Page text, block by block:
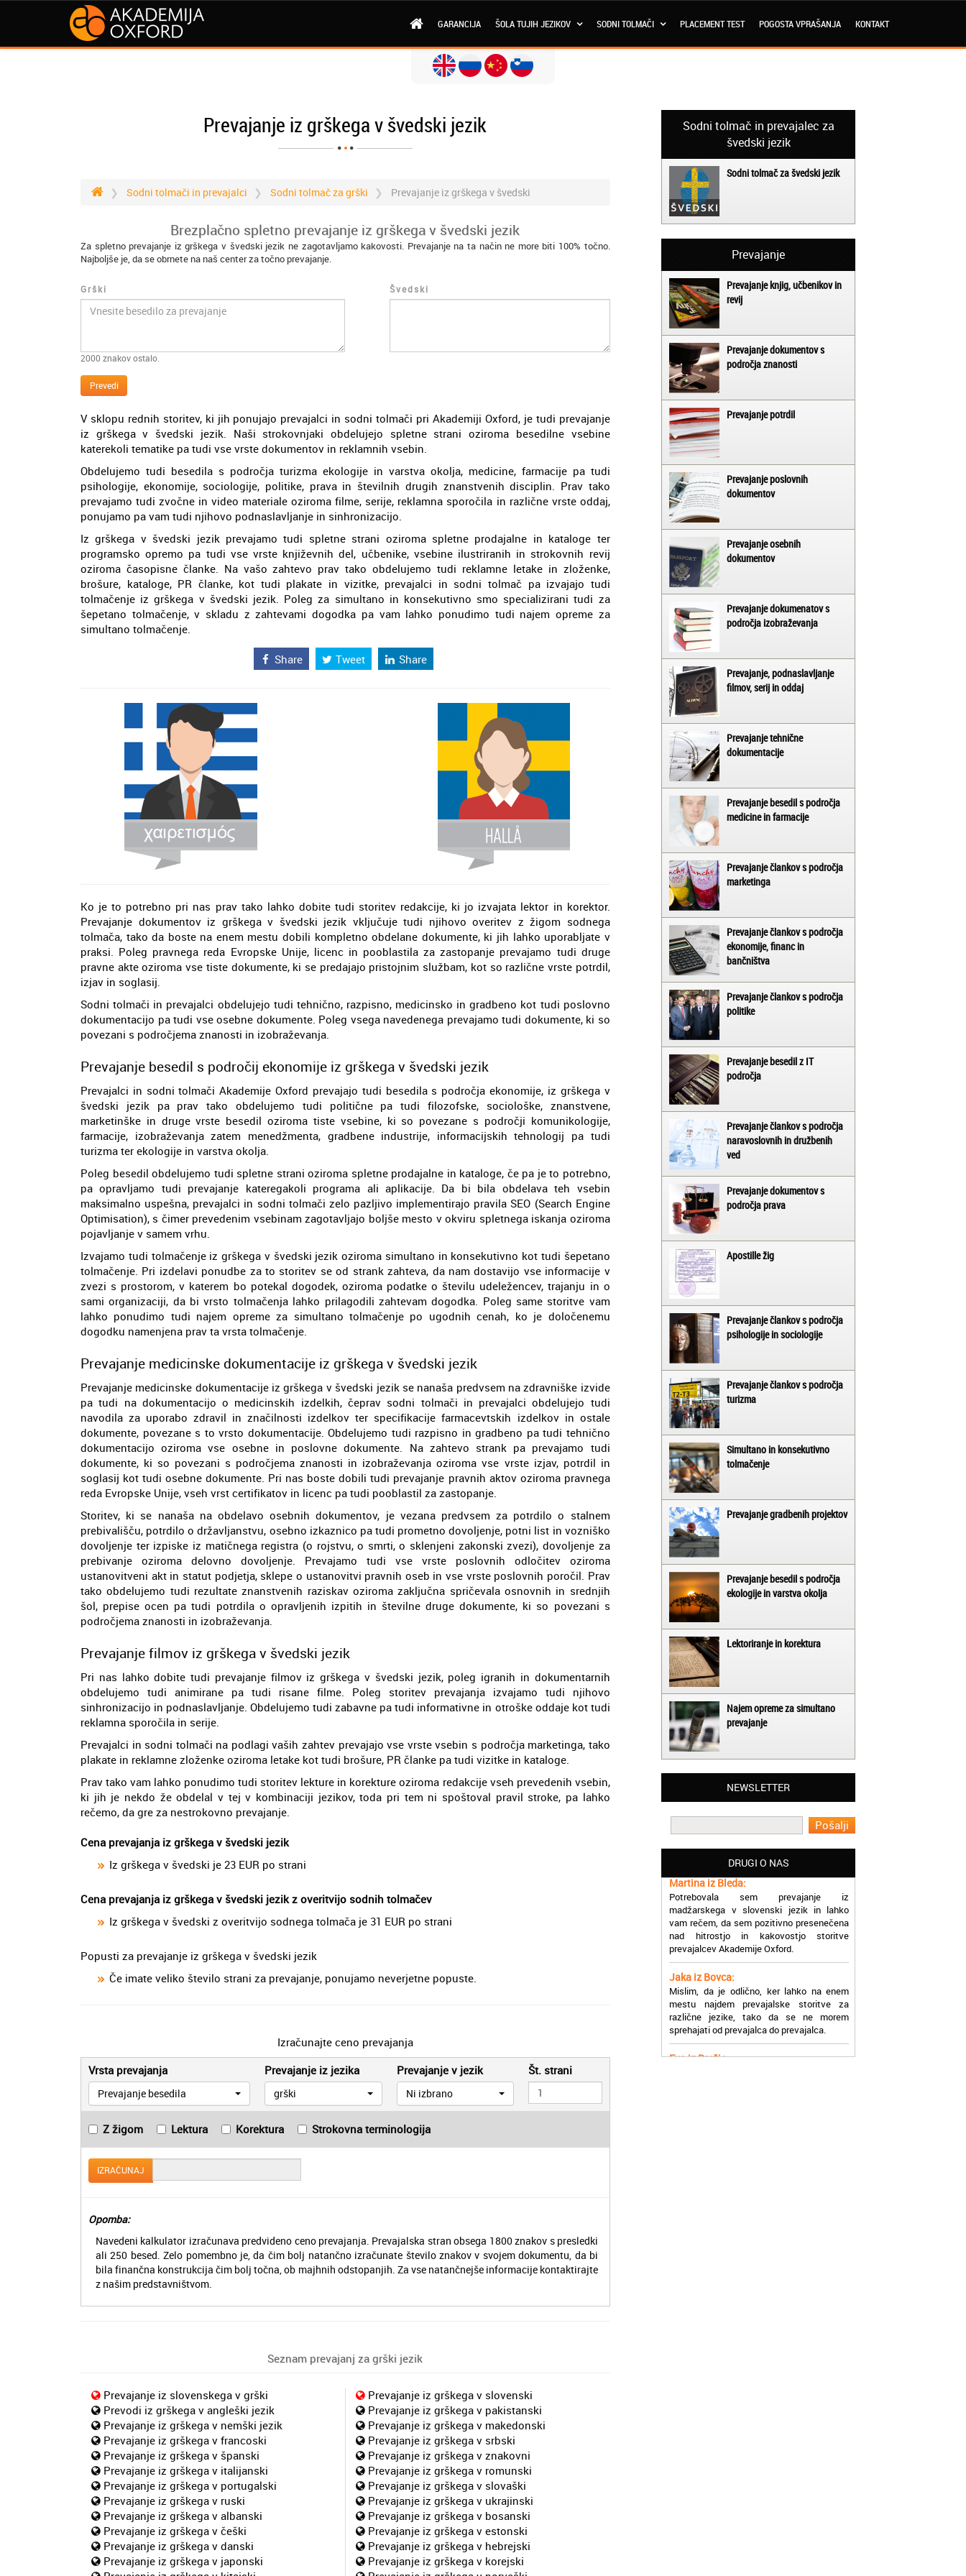
GARANCIJA ŠOLA TUJIH JEZIKOV SODNI TOLMAČI PLACEMENT TEST POGOSTA VPRAŠANJA KONTAKT
Prevajanje iz grškega v švedski jezik
Sodni tolmači in prevajalci Sodni tolmač za grški Prevajanje iz grškega v švedski
Brezplačno spletno prevajanje iz grškega v švedski jezik
Za spletno prevajanje iz grškega v švedski jezik ne zagotavljamo kakovosti. Prevajanje na ta način ne more biti 100% točno.
Najboljše je, da se obrnete na naš center za točno prevajanje.
Grški
2000 znakov ostalo.
Švedski
Prevedi
V sklopu rednih storitev, ki jih ponujajo prevajalci in sodni tolmači pri Akademiji Oxford, je tudi prevajanje
iz grškega v švedski jezik. Naši strokovnjaki obdelujejo spletne strani oziroma besedilne vsebine
katerekoli tematike pa tudi vse vrste dokumentov in reklamnih vsebin.
Obdelujemo tudi besedila s področja turizma ekologije in varstva okolja, medicine, farmacije pa tudi
psihologije, ekonomije, sociologije, politike, prava in številnih drugih znanstvenih disciplin. Prav tako
prevajamo tudi zvočne in video materiale oziroma filme, serije, reklamna sporočila in različne vrste oddaj,
ponujamo pa vam tudi njihovo podnaslavljanje in sinhronizacijo.
Iz grškega v švedski jezik prevajamo tudi spletne strani oziroma spletne prodajalne in kataloge ter
programsko opremo pa tudi vse vrste književnih del, učbenike, vsebine ilustriranih in strokovnih revij
oziroma časopisne članke. Na vašo zahtevo prav tako obdelujemo tudi reklamne letake in zloženke,
brošure, kataloge, PR članke, kot tudi plakate in vizitke, prevajalci in sodni tolmač pa izvajajo tudi
tolmačenje iz grškega v švedski jezik. Poleg za simultano in konsekutivno smo specializirani tudi za
šepetano tolmačenje, v skladu z zahtevami dogodka pa vam lahko ponudimo tudi najem opreme za
simultano tolmačenje.
Share Tweet Share
Ko je to potrebno pri nas prav tako lahko dobite tudi storitev redakcije, ki jo izvajata lektor in korektor.
Prevajanje dokumentov iz grškega v švedski jezik vključuje tudi njihovo overitev z žigom sodnega
tolmača, tako da boste na enem mestu dobili kompletno obdelane dokumente, ki jih lahko uporabljate v
praksi. Poleg pravnega reda Evropske Unije, licenc in pooblastila za zastopanje prevajamo tudi druge
pravne akte oziroma vse tiste dokumente, ki se predajajo pristojnim službam, kot so različne vrste potrdil,
izjav in soglasij.
Sodni tolmači in prevajalci obdelujejo tudi tehnično, razpisno, medicinsko in gradbeno kot tudi poslovno
dokumentacijo pa tudi vse osebne dokumente. Poleg vsega navedenega prevajamo tudi dokumente, ki so
povezani s področjema znanosti in izobraževanja.
Prevajanje besedil s področij ekonomije iz grškega v švedski jezik
Prevajalci in sodni tolmači Akademije Oxford prevajajo tudi besedila s področja ekonomije, iz grškega v
švedski jezik pa prav tako obdelujemo tudi politične pa tudi filozofske, sociološke, znanstvene,
marketinške in druge vrste besedil oziroma tiste vsebine, ki so povezane s področji komunikologije,
farmacije, izobraževanja zatem menedžmenta, gradbene industrije, informacijskih tehnologij pa tudi
turizma ter ekologije in varstva okolja.
Poleg besedil obdelujemo tudi spletne strani oziroma spletne prodajalne in kataloge, če pa je to potrebno,
pa opravljamo tudi prevajanje kateregakoli programa ali aplikacije. Da bi bila obdelava teh vsebin
maksimalno uspešna, prevajalci in sodni tolmači zelo pazljivo implementirajo pravila SEO (Search Engine
Optimisation), s čimer prevedenim vsebinam zagotavljajo boljše mesto v okviru spletnega iskanja oziroma
pojavljanje v samem vrhu.
Izvajamo tudi tolmačenje iz grškega v švedski jezik oziroma simultano in konsekutivno kot tudi šepetano
tolmačenje. Pri izdelavi ponudbe za to storitev se od strank zahteva, da nam dostavijo vse informacije v
zvezi s prostorom, v katerem bo potekal dogodek, oziroma podatke o številu udeležencev, trajanju in o
sami organizaciji, da bi vrsto tolmačenja lahko prilagodili zahtevam dogodka. Poleg same storitve vam
lahko ponudimo tudi najem opreme za simultano tolmačenje po ugodnih cenah, ko je določenemu
dogodku namenjena prav ta vrsta tolmačenje.
Prevajanje medicinske dokumentacije iz grškega v švedski jezik
Prevajanje medicinske dokumentacije iz grškega v švedski jezik se nanaša predvsem na zdravniške izvide
pa tudi na dokumentacijo o medicinskih izdelkih, čeprav sodni tolmači in prevajalci obdelujejo tudi
navodila za uporabo zdravil in značilnosti izdelkov ter specifikacije farmacevtskih izdelkov in ostale
dokumente, povezane s to vrsto dokumentacije. Obdelujemo tudi razpisno in gradbeno pa tudi tehnično
dokumentacijo oziroma vse osebne in poslovne dokumente. Na zahtevo strank pa prevajamo tudi
dokumente, ki so povezani s področjema znanosti in izobraževanja oziroma vse vrste izjav, potrdil in
soglasij kot tudi osebne dokumente. Pri nas boste dobili tudi prevajanje pravnih aktov oziroma pravnega
reda Evropske Unije, vseh vrst certifikatov in licenc pa tudi pooblastil za zastopanje.
Storitev, ki se nanaša na obdelavo osebnih dokumentov, je vezana predvsem za potrdilo o stalnem
prebivališču, potrdilo o državljanstvu, osebno izkaznico pa tudi prometno dovoljenje, potni list in vozniško
dovoljenje ter izpiske iz matičnega registra (o rojstvu, o smrti, o sklenjeni zakonski zvezi), dovoljenje za
prebivanje oziroma delovno dovoljenje. Prevajamo tudi vse vrste poslovnih odločitev oziroma
ustanovitveni akt in statut podjetja, sklepe o ustanovitvi pravnih oseb in vse vrste poslovnih poročil. Prav
tako obdelujemo tudi rezultate znanstvenih raziskav oziroma zaključna spričevala osnovnih in srednjih
šol, prepise ocen pa tudi potrdila o opravljenih izpitih in številne druge dokumente, ki so povezani s
področjema znanosti in izobraževanja.
Prevajanje filmov iz grškega v švedski jezik
Pri nas lahko dobite tudi prevajanje filmov iz grškega v švedski jezik, poleg igranih in dokumentarnih
obdelujemo tudi animirane pa tudi risane filme. Poleg storitev prevajanja izvajamo tudi njihovo
sinhronizacijo in podnaslavljanje. Obdelujemo tudi zabavne pa tudi informativne in otroške oddaje kot tudi
reklamna sporočila in serije.
Prevajalci in sodni tolmači na podlagi vaših zahtev prevajajo vse vrste vsebin s področja marketinga, tako
plakate in reklamne zloženke oziroma letake kot tudi brošure, PR članke pa tudi vizitke in kataloge.
Prav tako vam lahko ponudimo tudi storitev lekture in korekture oziroma redakcije vseh prevedenih vsebin,
ki jih je nekdo že obdelal v tej v kombinaciji jezikov, toda pri tem ni spoštoval pravil stroke, pa lahko
rečemo, da gre za nestrokovno prevajanje.
Cena prevajanja iz grškega v švedski jezik
Iz grškega v švedski je 23 EUR po strani
Cena prevajanja iz grškega v švedski jezik z overitvijo sodnih tolmačev
Iz grškega v švedski z overitvijo sodnega tolmača je 31 EUR po strani
Popusti za prevajanje iz grškega v švedski jezik
Če imate veliko število strani za prevajanje, ponujamo neverjetne popuste.
Izračunajte ceno prevajanja
Vrsta prevajanja
Prevajanje besedila
Prevajanje iz jezika
grški
Prevajanje v jezik
Ni izbrano
Št. strani
Z žigom Lektura Korektura Strokovna terminologija
IZRAČUNAJ
Opomba:
Navedeni kalkulator izračunava predvideno ceno prevajanja. Prevajalska stran obsega 1800 znakov s presledki
ali 250 besed. Zelo pomembno je, da čim bolj natančno izračunate število znakov v svojem dokumentu, da bi
bila finančna konstrukcija čim bolj točna, ob majhnih odstopanjih. Za vse natančnejše informacije kontaktirajte
z našim predstavništvom.
Seznam prevajanj za grški jezik
Prevajanje iz slovenskega v grški
Prevodi iz grškega v angleški jezik
Prevajanje iz grškega v nemški jezik
Prevajanje iz grškega v francoski
Prevajanje iz grškega v španski
Prevajanje iz grškega v italijanski
Prevajanje iz grškega v portugalski
Prevajanje iz grškega v ruski
Prevajanje iz grškega v albanski
Prevajanje iz grškega v češki
Prevajanje iz grškega v danski
Prevajanje iz grškega v japonski
Prevajanje iz grškega v slovenski
Prevajanje iz grškega v pakistanski
Prevajanje iz grškega v makedonski
Prevajanje iz grškega v srbski
Prevajanje iz grškega v znakovni
Prevajanje iz grškega v romunski
Prevajanje iz grškega v slovaški
Prevajanje iz grškega v ukrajinski
Prevajanje iz grškega v bosanski
Prevajanje iz grškega v estonski
Prevajanje iz grškega v hebrejski
Prevajanje iz grškega v korejski
Sodni tolmač in prevajalec za
švedski jezik
Sodni tolmač za švedski jezik
Prevajanje
Prevajanje knjig, učbenikov in
revij
Prevajanje dokumentov s
področja znanosti
Prevajanje potrdil
Prevajanje poslovnih
dokumentov
Prevajanje osebnih
dokumentov
Prevajanje dokumenatov s
področja izobraževanja
Prevajanje, podnaslavljanje
filmov, serij in oddaj
Prevajanje tehnične
dokumentacije
Prevajanje besedil s področja
medicine in farmacije
Prevajanje člankov s področja
marketinga
Prevajanje člankov s področja
ekonomije, financ in
bančništva
Prevajanje člankov s področja
politike
Prevajanje besedil z IT
področja
Prevajanje člankov s področja
naravoslovnih in družbenih
ved
Prevajanje dokumentov s
področja prava
Apostille žig
Prevajanje člankov s področja
psihologije in sociologije
Prevajanje člankov s področja
turizma
Simultano in konsekutivno
tolmačenje
Prevajanje gradbenih projektov
Prevajanje besedil s področja
ekologije in varstva okolja
Lektoriranje in korektura
Najem opreme za simultano
prevajanje
NEWSLETTER
DRUGI O NAS
Matjaž iz Ajdovščine:
prevajalske storitve opravljajo hitro in
učinkoviti.
Martina iz Bleda:
Potrebovala sem prevajanje iz
madžarskega v slovenski jezik in lahko
vam rečem, da sem pozitivno presenečena
nad hitrostjo in kakovostjo storitve
prevajalcev Akademije Oxford.
Jaka iz Bovca:
Mislim, da je odlično, ker lahko na enem
mestu najdem prevajalske storitve za
različne jezike, tako da se ne morem
sprehajati od prevajalca do prevajalca.
Eva iz Brežic:
Nujno sem potrebovala prevod v francoski